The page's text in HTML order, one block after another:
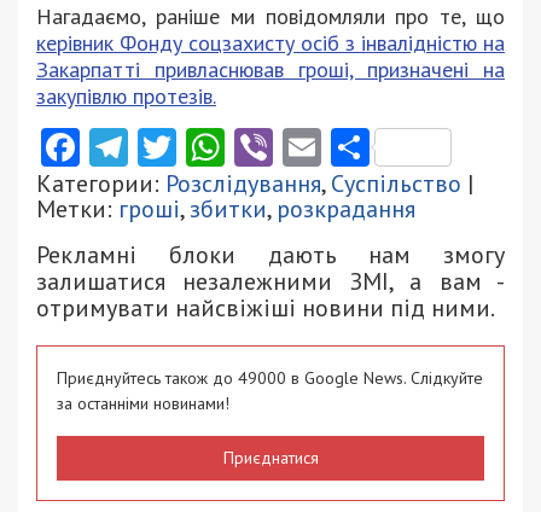
Нагадаємо, раніше ми повідомляли про те, що
керівник Фонду соцзахисту осіб з інвалідністю на
Закарпатті привласнював гроші, призначені на
закупівлю протезів.
Facebook
Telegram
Twitter
WhatsApp
ViberEmail
Категории: Розслідування,Суспільство |
Метки: гроші,збитки, розкрадання
Рекламні блоки дають нам змогу
залишатися незалежними ЗМІ, а вам -
отримувати найсвіжіші новини під ними.
Приєднуйтесь також до 49000 в Google News. Слідкуйте
за останніми новинами!
Приєднатися